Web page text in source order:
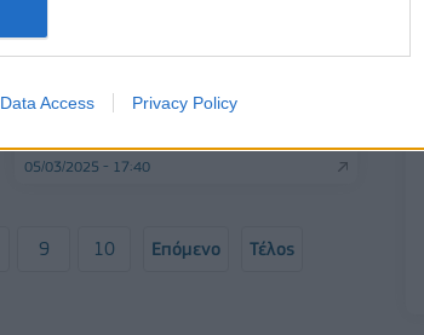
Data Access Privacy Policy
δυσπιστίας κατά της ΝΔ
05/03/2025 - 17:40
9 10 Επόμενο Τέλος